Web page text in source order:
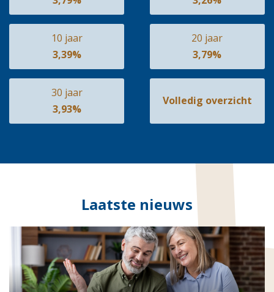
10 jaar
3,39%
20 jaar
3,79%
30 jaar
3,93%
Volledig overzicht
Laatste nieuws